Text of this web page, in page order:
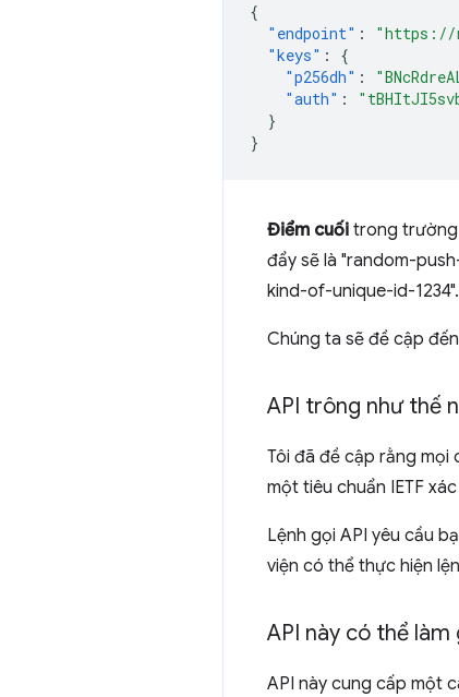
{
"endpoint" : "https://
"keys" :
{
"p256dh" :
"auth" :
}
}
Điểm cuối trong trường
đẩy sẽ là "random-
kind-of-unique-id-
Chúng ta sẽ đề cập đến
API trông như thế
Tôi đã đề cập rằng mọi
một tiêu chuẩn IETF
Lệnh gọi API yêu cầu
viện có thể thực hiện
API này có thể làm
API này cung cấp một